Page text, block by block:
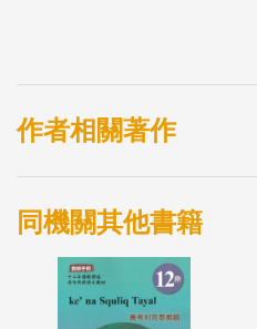
實用手冊》。提供教保人
資源，協助教保服務人員
作者相關著作
同機關其他書籍